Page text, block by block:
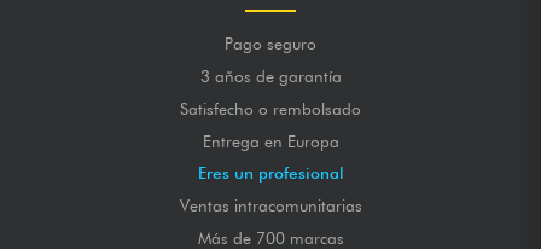
Pago seguro
3 años de garantía
Satisfecho o rembolsado
Entrega en Europa
Eres un profesional
Ventas intracomunitarias
Más de 700 marcas